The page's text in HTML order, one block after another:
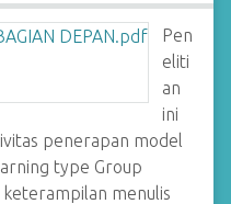
Pen
eliti
an
ini
penerapan model
type Group
menulis